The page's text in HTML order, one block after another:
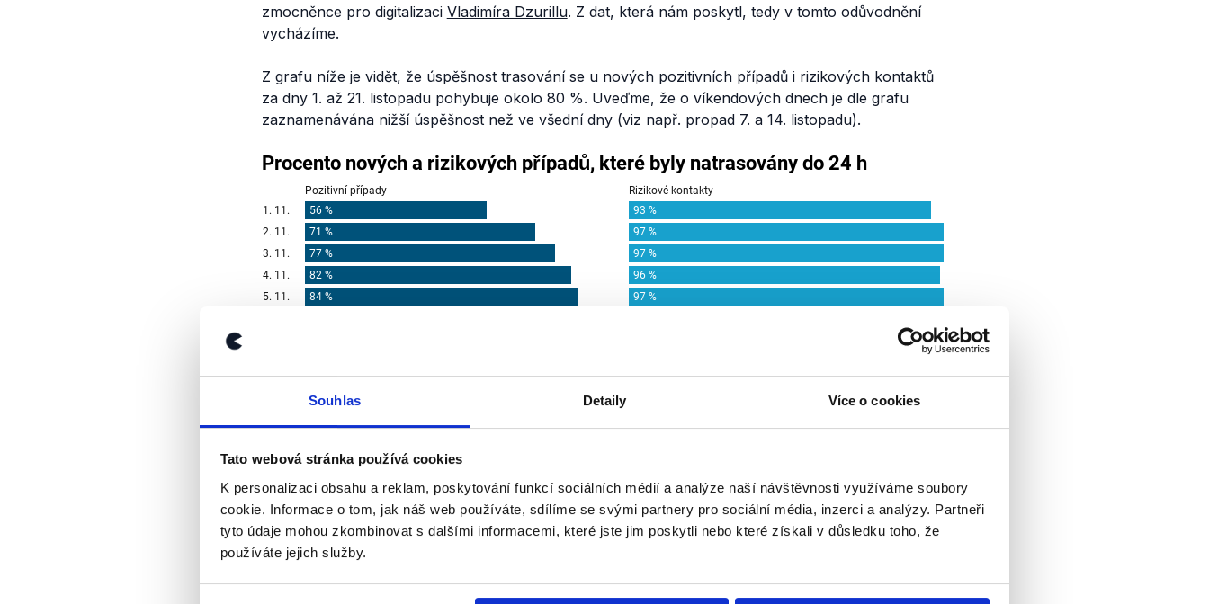
Souhlas Detaily Více o cookies
Tato webová stránka používá cookies
K personalizaci obsahu a reklam, poskytování funkcí sociálních médií a analýze naší návštěvnosti využíváme soubory
cookie. Informace o tom, jak náš web používáte, sdílíme se svými partnery pro sociální média, inzerci a analýzy. Partneři
tyto údaje mohou zkombinovat s dalšími informacemi, které jste jim poskytli nebo které získali v důsledku toho, že
používáte jejich služby.
zmocněnce pro digitalizaci Vladimíra Dzurillu. Z dat, která nám poskytl, tedy v tomto odůvodnění
vycházíme.
Z grafu níže je vidět, že úspěšnost trasování se u nových pozitivních případů i rizikových kontaktů
za dny 1. až 21. listopadu pohybuje okolo 80 %. Uveďme, že o víkendových dnech je dle grafu
zaznamenávána nižší úspěšnost než ve všední dny (viz např. propad 7. a 14. listopadu).